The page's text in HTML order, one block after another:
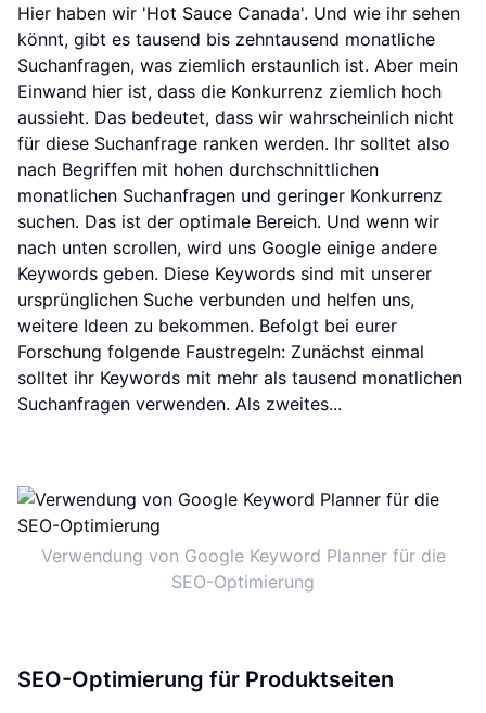
Hier haben wir 'Hot Sauce Canada'. Und wie ihr sehen
könnt, gibt es tausend bis zehntausend monatliche
Suchanfragen, was ziemlich erstaunlich ist. Aber mein
Einwand hier ist, dass die Konkurrenz ziemlich hoch
aussieht. Das bedeutet, dass wir wahrscheinlich nicht
für diese Suchanfrage ranken werden. Ihr solltet also
nach Begriffen mit hohen durchschnittlichen
monatlichen Suchanfragen und geringer Konkurrenz
suchen. Das ist der optimale Bereich. Und wenn wir
nach unten scrollen, wird uns Google einige andere
Keywords geben. Diese Keywords sind mit unserer
ursprünglichen Suche verbunden und helfen uns,
weitere Ideen zu bekommen. Befolgt bei eurer
Forschung folgende Faustregeln: Zunächst einmal
solltet ihr Keywords mit mehr als tausend monatlichen
Suchanfragen verwenden. Als zweites...
Verwendung von Google Keyword Planner für die
SEO-Optimierung
SEO-Optimierung für Produktseiten